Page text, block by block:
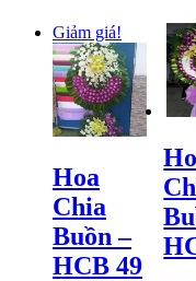
Giảm giá!
Hoa
Chia
Buồn –
HCB 49